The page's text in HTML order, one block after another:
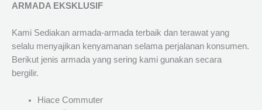
ARMADA EKSKLUSIF
Kami Sediakan armada-armada terbaik dan terawat yang
selalu menyajikan kenyamanan selama perjalanan konsumen.
Berikut jenis armada yang sering kami gunakan secara
bergilir.
Hiace Commuter